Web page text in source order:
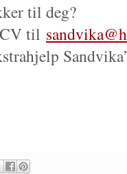
til deg?
CV til sandvika
Sandvika